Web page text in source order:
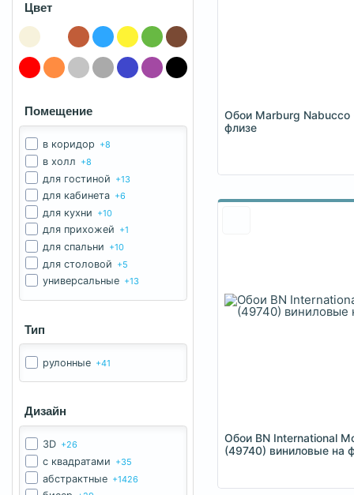
Цвет
Помещение
в коридор +8
в холл +8
для гостиной +13
для кабинета +6
для кухни +10
для прихожей +1
для спальни +10
для столовой +5
универсальные +13
Тип
рулонные +41
Дизайн
3D +26
c квадратами +35
абстрактные +1426
Обои Marburg Nabucco
флизе
Обои BN International
(49740) виниловые на